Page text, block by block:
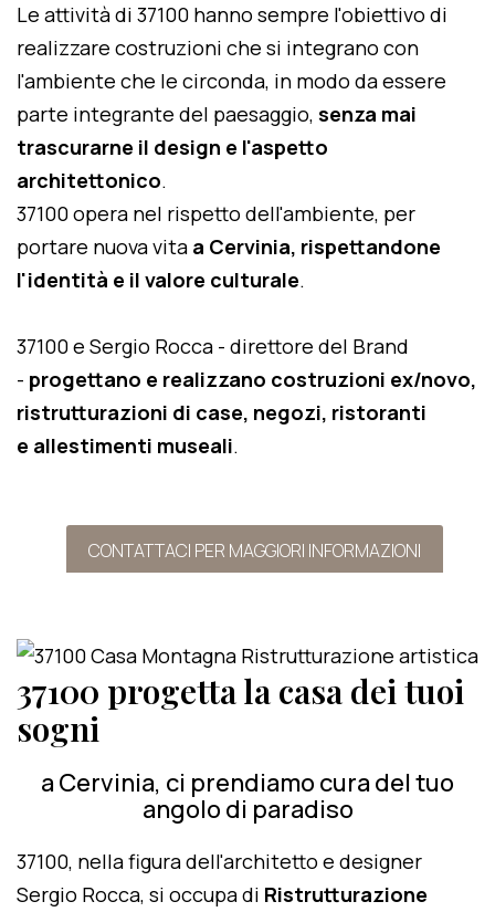
Le attività di 37100 hanno sempre l'obiettivo di
realizzare costruzioni che si integrano con
l'ambiente che le circonda, in modo da essere
parte integrante del paesaggio, senza mai
trascurarne il design e l'aspetto
architettonico.
37100 opera nel rispetto dell'ambiente, per
portare nuova vita a Cervinia, rispettandone
l'identità e il valore culturale.
37100 e Sergio Rocca - direttore del Brand
- progettano e realizzano costruzioni ex/novo,
ristrutturazioni di case, negozi, ristoranti
e allestimenti museali.
CONTATTACI PER MAGGIORI INFORMAZIONI
37100 progetta la casa dei tuoi
sogni
a Cervinia, ci prendiamo cura del tuo
angolo di paradiso
37100, nella figura dell'architetto e designer
Sergio Rocca, si occupa di Ristrutturazione